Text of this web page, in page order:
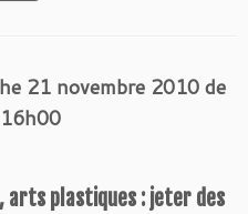
21 novembre 2010 de
arts plastiques : jeter des